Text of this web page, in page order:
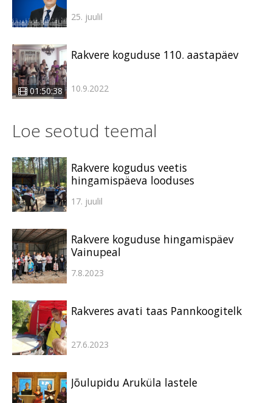
25. juulil
01:50:38
Rakvere koguduse 110. aastapäev
10.9.2022
Loe seotud teemal
Rakvere kogudus veetis
hingamispäeva looduses
17. juulil
Rakvere koguduse hingamispäev
Vainupeal
7.8.2023
Rakveres avati taas Pannkoogitelk
27.6.2023
Jõulupidu Aruküla lastele